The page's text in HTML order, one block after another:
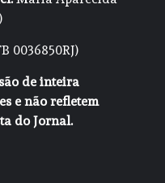
0036850RJ)
de inteira
e não refletem
do Jornal.